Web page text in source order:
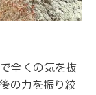
全くの気を抜
の力を振り絞